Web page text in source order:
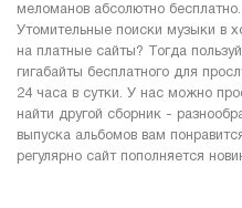
меломанов абсолютно бесплатно.
Утомительные поиски музыки в
на платные сайты? Тогда
гигабайты бесплатного для
24 часа в сутки. У нас можно
найти другой сборник -
выпуска альбомов вам
регулярно сайт пополняется